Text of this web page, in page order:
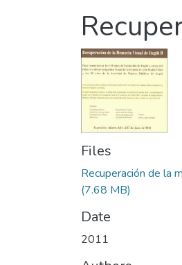
Files
Recuperación de la
(7.68 MB)
Date
2011